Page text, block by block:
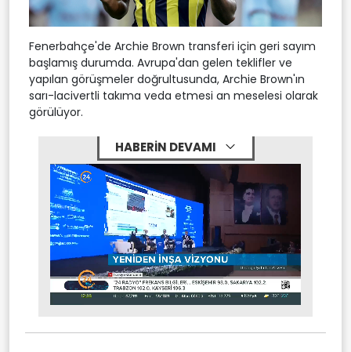
Fenerbahçe'de Archie Brown transferi için geri sayım
başlamış durumda. Avrupa'dan gelen teklifler ve
yapılan görüşmeler doğrultusunda, Archie Brown'ın
sarı-lacivertli takıma veda etmesi an meselesi olarak
görülüyor.
HABERİN DEVAMI
Mute Stream